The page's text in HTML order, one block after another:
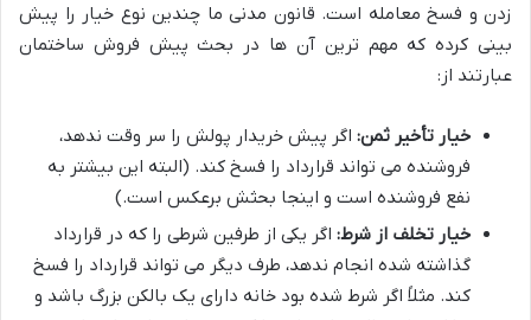
زدن و فسخ معامله است. قانون مدنی ما چندین نوع خیار را پیش
بینی کرده که مهم ترین آن ها در بحث پیش فروش ساختمان
عبارتند از:
خیار تأخیر ثمن: اگر پیش خریدار پولش را سر وقت ندهد،
فروشنده می تواند قرارداد را فسخ کند. (البته این بیشتر به
نفع فروشنده است و اینجا بحثش برعکس است.)
خیار تخلف از شرط: اگر یکی از طرفین شرطی را که در قرارداد
گذاشته شده انجام ندهد، طرف دیگر می تواند قرارداد را فسخ
کند. مثلاً اگر شرط شده بود خانه دارای یک بالکن بزرگ باشد و